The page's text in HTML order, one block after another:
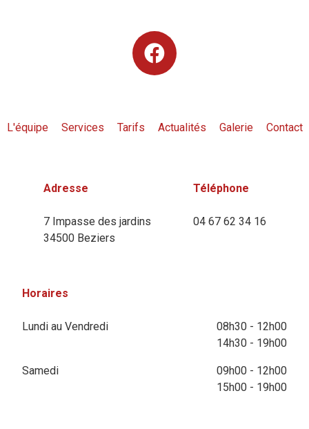
L'équipe Services Tarifs Actualités Galerie Contact
Adresse
7 Impasse des jardins
34500 Beziers
Téléphone
04 67 62 34 16
Horaires
Lundi au Vendredi
08h30 - 12h00
14h30 - 19h00
Samedi
09h00 - 12h00
15h00 - 19h00